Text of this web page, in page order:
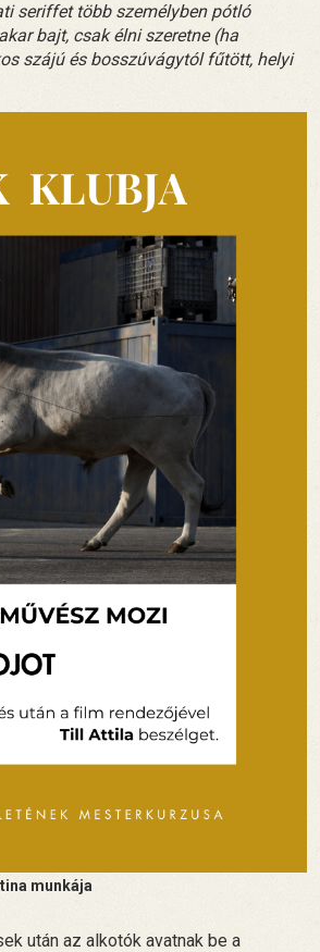
seriffet több személyben pótló
bajt, csak élni szeretne (ha
szájú és bosszúvágytól fűtött, helyi
munkája
után az alkotók avatnak be a